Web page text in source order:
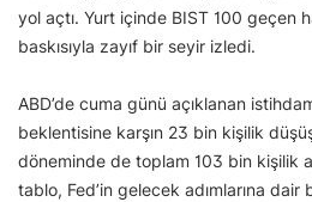
yol açtı. Yurt içinde BIST 100 geçen
baskısıyla zayıf bir seyir izledi.
ABD’de cuma günü açıklanan
beklentisine karşın 23 bin kişilik
döneminde de toplam 103 bin kişilik
tablo, Fed’in gelecek adımlarına dair